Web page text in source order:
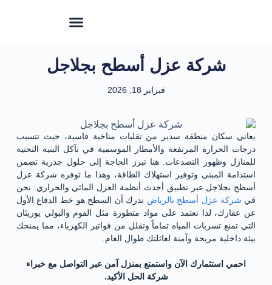
شركة عزل أسطح بجلاجل
فبراير 18, 2026
يعاني سكان منطقة سدير من تقلبات مناخية قاسية، حيث تتسبب
درجات الحرارة المرتفعة والأمطار الموسمية في تآكل البنية التحتية
للمنازل وظهور التصدعات. هنا تبرز الحاجة إلى حلول جذرية تضمن
استدامة المبنى وتوفير استهلاك الطاقة، وهذا ما توفره شركة عزل
أسطح بجلاجل عبر تطبيق أحدث أنظمة العزل المائي والحراري. نحن
في شركة عزل أسطح بالرياض ندرك أن السطح هو خط الدفاع الأول
عن عقارك، لذا نعتمد على مواد متطورة مثل الفوم والبولي يوريثان
التي تمنع تسربات المياه تماماً وتقلل من فواتير الكهرباء، مما يمنحك
بيئة داخلية مريحة وآمنة لعائلتك طوال العام.
احمي استثمارك الآن واستمتع بمنزل آمن عبر التواصل مع خبراء
شركة الحل الأكيد.